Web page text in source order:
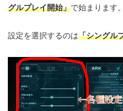
グルプレイ開始」で始まります。
設定を選択するのは「シングル